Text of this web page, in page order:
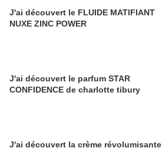
J'ai découvert le FLUIDE MATIFIANT
NUXE ZINC POWER
J'ai découvert le parfum STAR
CONFIDENCE de charlotte tibury
J'ai découvert la crème révolumisante